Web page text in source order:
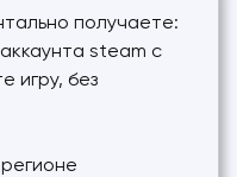
получаете:
steam с
игру, без